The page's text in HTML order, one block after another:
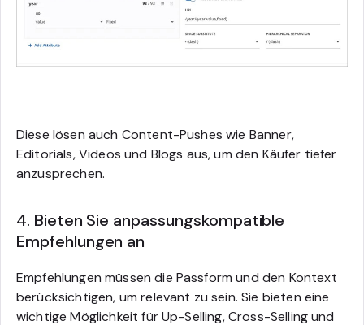
Diese lösen auch Content-Pushes wie Banner,
Editorials, Videos und Blogs aus, um den Käufer tiefer
anzusprechen.
4. Bieten Sie anpassungskompatible
Empfehlungen an
Empfehlungen müssen die Passform und den Kontext
berücksichtigen, um relevant zu sein. Sie bieten eine
wichtige Möglichkeit für Up-Selling, Cross-Selling und